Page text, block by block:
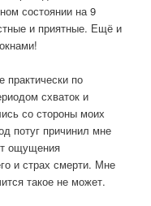
состоянии на 9
и приятные. Ещё и
по
схваток и
со стороны моих
потуг причинил мне
ощущения
и страх смерти. Мне
такое не может.